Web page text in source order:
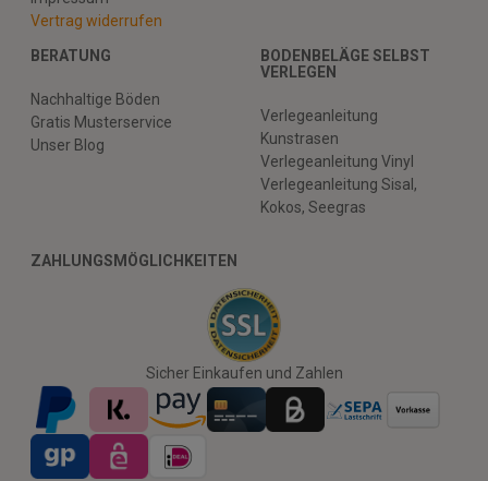
Vertrag widerrufen
BERATUNG
Nachhaltige Böden
Gratis Musterservice
Unser Blog
BODENBELÄGE SELBST
VERLEGEN
Verlegeanleitung
Kunstrasen
Verlegeanleitung Vinyl
Verlegeanleitung Sisal,
Kokos, Seegras
ZAHLUNGSMÖGLICHKEITEN
Sicher Einkaufen und Zahlen